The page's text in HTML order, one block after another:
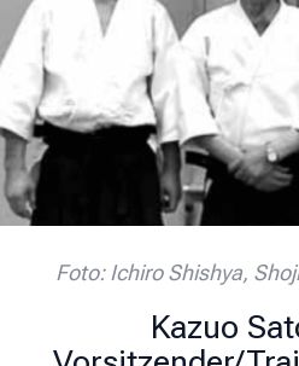
Foto: Ichiro Shishya,
Kazuo